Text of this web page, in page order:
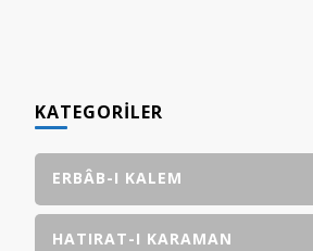
KATEGORILER
ERBÂB-I KALEM
HATIRAT-I KARAMAN